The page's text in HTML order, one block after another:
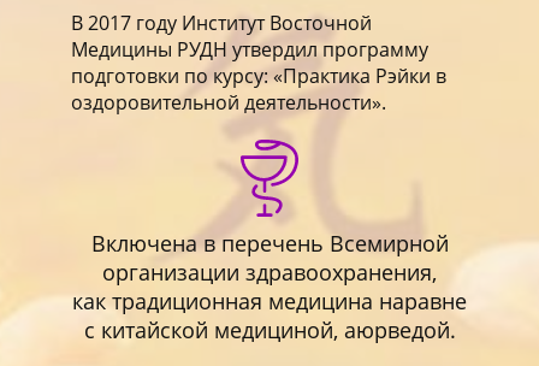
В 2017 году Институт Восточной
Медицины РУДН утвердил программу
подготовки по курсу: «Практика Рэйки в
оздоровительной деятельности».
Включена в перечень Всемирной
организации здравоохранения,
как традиционная медицина наравне
с китайской медициной, аюрведой.